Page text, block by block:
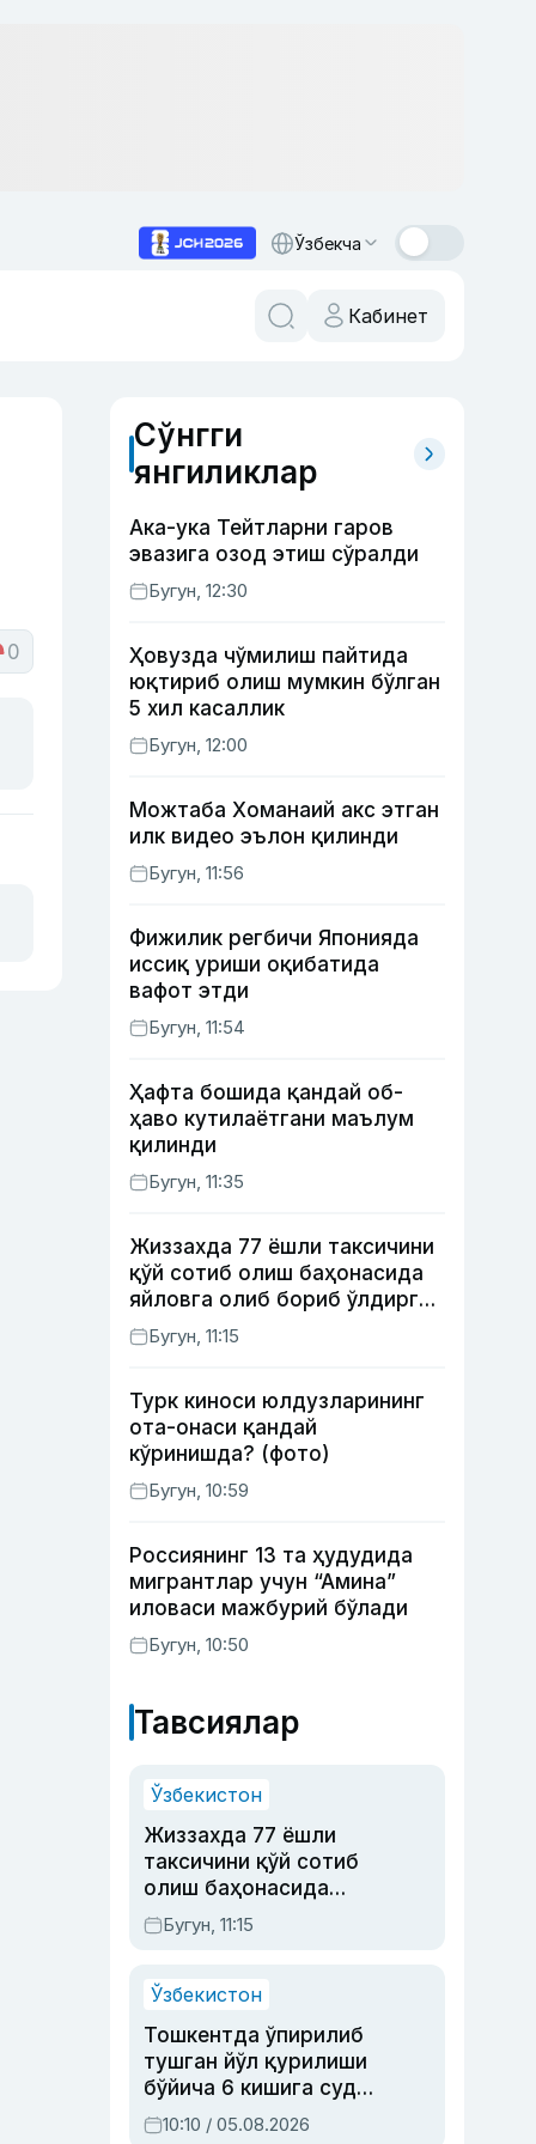
Ўзбекча
Кабинет
0
Сўнгги
янгиликлар
Ака-ука Тейтларни гаров
эвазига озод этиш сўралди
Бугун, 12:30
Ҳовузда чўмилиш пайтида
юқтириб олиш мумкин бўлган
5 хил касаллик
Бугун, 12:00
Можтаба Хоманаий акс этган
илк видео эълон қилинди
Бугун, 11:56
Фижилик регбичи Японияда
иссиқ уриши оқибатида
вафот этди
Бугун, 11:54
Ҳафта бошида қандай об-
ҳаво кутилаётгани маълум
қилинди
Бугун, 11:35
Жиззахда 77 ёшли таксичини
қўй сотиб олиш баҳонасида
яйловга олиб бориб ўлдирган
йигит 20 йилга қамалди
Бугун, 11:15
Турк киноси юлдузларининг
ота-онаси қандай
кўринишда? (фото)
Бугун, 10:59
Россиянинг 13 та ҳудудида
мигрантлар учун “Амина”
иловаси мажбурий бўлади
Бугун, 10:50
Тавсиялар
Ўзбекистон
Жиззахда 77 ёшли
таксичини қўй сотиб
олиш баҳонасида
яйловга олиб бориб
ўлдирган йигит 20
Бугун, 11:15
Ўзбекистон
Тошкентда ўпирилиб
тушган йўл қурилиши
бўйича 6 кишига суд
ҳукми ўқилди
10:10 / 05.08.2026